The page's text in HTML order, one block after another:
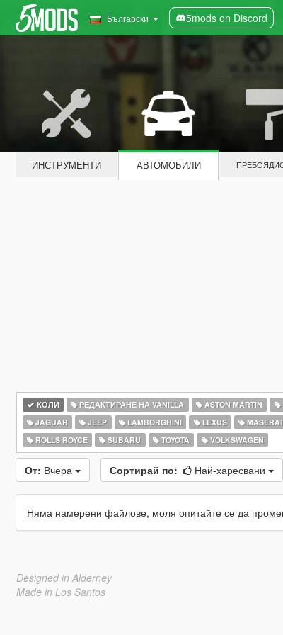
Български 5mods on Discord
ИНСТРУМЕНТИ АВТОМОБИЛИ
КОЛИ РЕДАКТИРАНЕ НА VANILLA ASTON MARTIN
JAGUAR
JEEP LAMBORGHINI LEXUS
ROLLS ROYCE
SUBARU TOYOTA VOLKSWAGEN
От: Вчера Сортирай по: Най-харесвани
Няма намерени файлове, моля опитайте се да
Designed in Alderney
Made in Los Santos